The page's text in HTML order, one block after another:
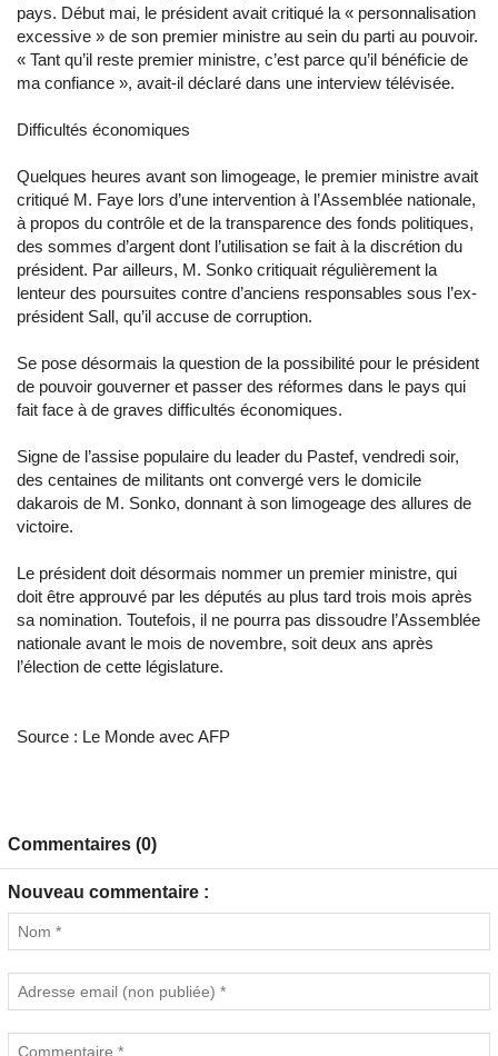
pays. Début mai, le président avait critiqué la « personnalisation
excessive » de son premier ministre au sein du parti au pouvoir.
« Tant qu’il reste premier ministre, c’est parce qu’il bénéficie de
ma confiance », avait-il déclaré dans une interview télévisée.
Difficultés économiques
Quelques heures avant son limogeage, le premier ministre avait
critiqué M. Faye lors d’une intervention à l’Assemblée nationale,
à propos du contrôle et de la transparence des fonds politiques,
des sommes d’argent dont l’utilisation se fait à la discrétion du
président. Par ailleurs, M. Sonko critiquait régulièrement la
lenteur des poursuites contre d’anciens responsables sous l’ex-
président Sall, qu’il accuse de corruption.
Se pose désormais la question de la possibilité pour le président
de pouvoir gouverner et passer des réformes dans le pays qui
fait face à de graves difficultés économiques.
Signe de l’assise populaire du leader du Pastef, vendredi soir,
des centaines de militants ont convergé vers le domicile
dakarois de M. Sonko, donnant à son limogeage des allures de
victoire.
Le président doit désormais nommer un premier ministre, qui
doit être approuvé par les députés au plus tard trois mois après
sa nomination. Toutefois, il ne pourra pas dissoudre l’Assemblée
nationale avant le mois de novembre, soit deux ans après
l’élection de cette législature.
Source : Le Monde avec AFP
Commentaires (0)
Nouveau commentaire :